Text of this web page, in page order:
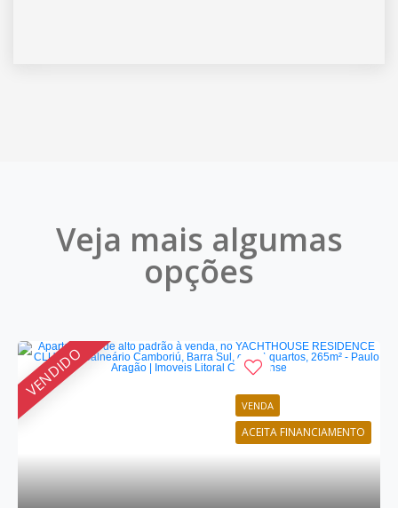
Veja mais algumas
opções
VENDA
ACEITA FINANCIAMENTO
VENDIDO